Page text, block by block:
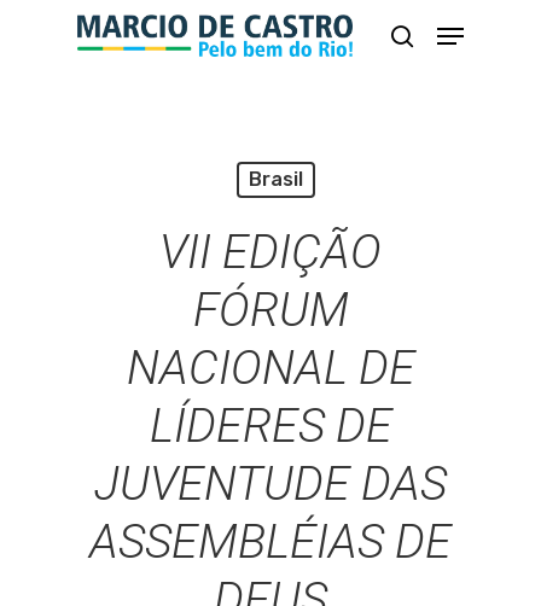
busca
Menu
Brasil
VII EDIÇÃO
FÓRUM
NACIONAL DE
LÍDERES DE
JUVENTUDE DAS
ASSEMBLÉIAS DE